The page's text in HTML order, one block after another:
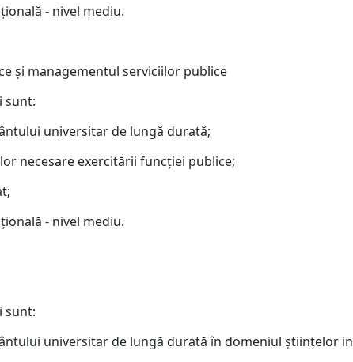
- nivel mediu.
şi managementul serviciilor publice
sunt:
universitar de lungă durată;
necesare exercitării funcţiei publice;
- nivel mediu.
sunt:
universitar de lungă durată în domeniul ştiinţelor